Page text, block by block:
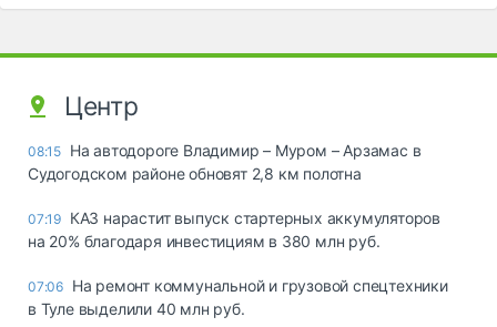
Центр
08:15 На автодороге Владимир – Муром – Арзамас в
Судогодском районе обновят 2,8 км полотна
07:19 КАЗ нарастит выпуск стартерных аккумуляторов
на 20% благодаря инвестициям в 380 млн руб.
07:06 На ремонт коммунальной и грузовой спецтехники
в Туле выделили 40 млн руб.